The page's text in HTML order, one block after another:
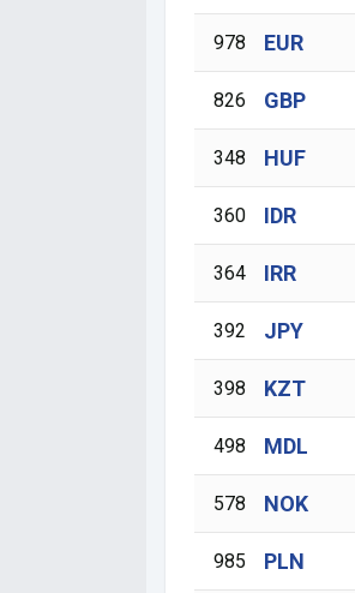
978 EUR
826 GBP
348 HUF
360 IDR
364 IRR
392 JPY
398 KZT
498 MDL
578 NOK
985 PLN